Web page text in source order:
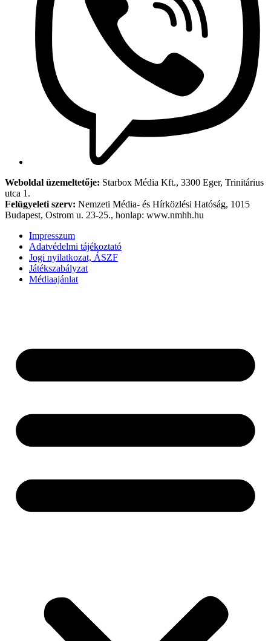
Weboldal üzemeltetője: Starbox Média Kft., 3300 Eger, Trinitárius
utca 1.
Felügyeleti szerv: Nemzeti Média- és Hírközlési Hatóság, 1015
Budapest, Ostrom u. 23-25., honlap: www.nmhh.hu
Impresszum
Adatvédelmi tájékoztató
Jogi nyilatkozat, ÁSZF
Játékszabályzat
Médiaajánlat